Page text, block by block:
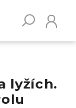
lyžích.